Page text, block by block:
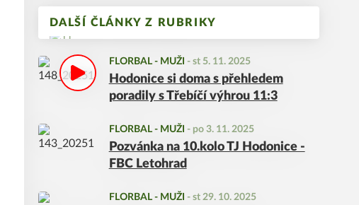
DALŠÍ ČLÁNKY Z RUBRIKY
FLORBAL - MUŽI - st 5. 11. 2025
Hodonice si doma s přehledem
poradily s Třebíčí výhrou 11:3
FLORBAL - MUŽI - po 3. 11. 2025
Pozvánka na 10.kolo TJ Hodonice -
FBC Letohrad
FLORBAL - MUŽI - st 29. 10. 2025